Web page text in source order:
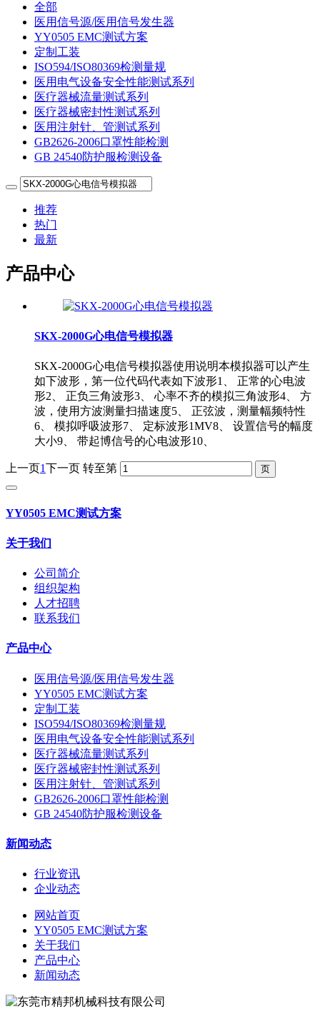
全部
医用信号源/医用信号发生器
YY0505 EMC测试方案
定制工装
ISO594/ISO80369检测量规
医用电气设备安全性能测试系列
医疗器械流量测试系列
医疗器械密封性测试系列
医用注射针、管测试系列
GB2626-2006口罩性能检测
GB 24540防护服检测设备
推荐
热门
最新
产品中心
SKX-2000G心电信号模拟器
SKX-2000G心电信号模拟器使用说明本模拟器可以产生
如下波形，第一位代码代表如下波形1、 正常的心电波
形2、 正负三角波形3、 心率不齐的模拟三角波形4、 方
波，使用方波测量扫描速度5、 正弦波，测量幅频特性
6、 模拟呼吸波形7、 定标波形1MV8、 设置信号的幅度
大小9、 带起博信号的心电波形10、
上一页1下一页 转至第
YY0505 EMC测试方案
关于我们
公司简介
组织架构
人才招聘
联系我们
产品中心
医用信号源/医用信号发生器
YY0505 EMC测试方案
定制工装
ISO594/ISO80369检测量规
医用电气设备安全性能测试系列
医疗器械流量测试系列
医疗器械密封性测试系列
医用注射针、管测试系列
GB2626-2006口罩性能检测
GB 24540防护服检测设备
新闻动态
行业资讯
企业动态
网站首页
YY0505 EMC测试方案
关于我们
产品中心
新闻动态